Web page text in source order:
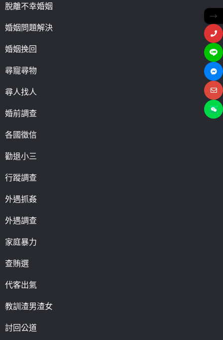
脫離不幸婚姻
婚姻問題解決
婚姻挽回
尋寵尋物
尋人找人
婚前調查
各國徵信
勸退小三
行蹤調查
外遇抓姦
外遇調查
家庭暴力
查賄選
代客出氣
教訓渣男渣女
討回公道
→